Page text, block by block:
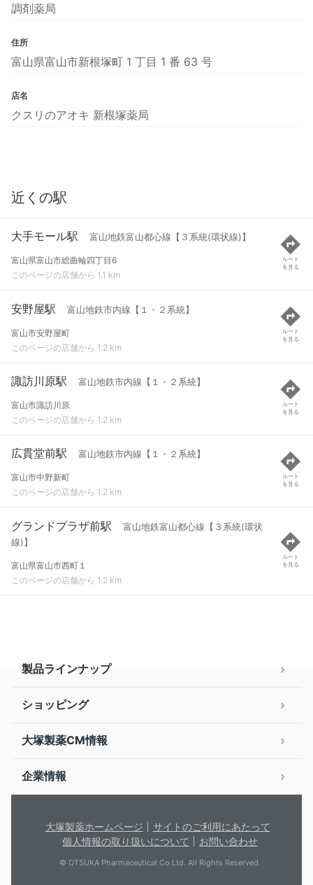
調剤薬局
住所
富山県富山市新根塚町 1 丁目 1 番 63 号
店名
クスリのアオキ 新根塚薬局
近くの駅
大手モール駅 富山地鉄富山都心線【３系統(環状線)】
富山県富山市総曲輪四丁目6
このページの店舗から 1.1 km
ルート
を見る
安野屋駅 富山地鉄市内線【１・２系統】
富山市安野屋町
このページの店舗から 1.2 km
ルート
を見る
諏訪川原駅 富山地鉄市内線【１・２系統】
富山市諏訪川原
このページの店舗から 1.2 km
ルート
を見る
広貫堂前駅 富山地鉄市内線【１・２系統】
富山市中野新町
このページの店舗から 1.2 km
ルート
を見る
グランドプラザ前駅
富山地鉄富山都心線【３系統(環状
線)】
富山県富山市西町１
このページの店舗から 1.2 km
ルート
を見る
製品ラインナップ
ショッピング
大塚製薬CM情報
企業情報
大塚製薬ホームページ
サイトのご利用にあたって
個人情報の取り扱いについて
お問い合わせ
© OTSUKA Pharmaceutical Co.Ltd. All Rights Reserved.